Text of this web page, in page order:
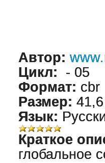
Автор:
Цикл: - 05
Формат: cbr
Размер:
Язык:
Краткое
глобальное